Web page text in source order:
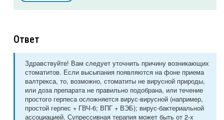
Ответ
Здравствуйте! Вам следует уточнить причину возникающих
стоматитов. Если высыпания появляются на фоне приема
валтрекса, то, возможно, стоматиты не вирусной природы,
или доза препарата не правильно подобрана, или течение
простого герпеса осложняется вирус-вирусной (например,
простой герпес + ГВЧ-6; ВПГ + ВЭБ); вирус-бактериальной
ассоциацией. Супрессивная терапия может быть от 2-х